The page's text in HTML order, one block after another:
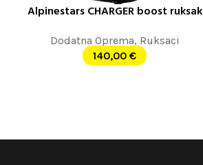
PROČITAJTE JOŠ
Alpinestars CHARGER boost ruksak
Dodatna Oprema, Ruksaci
140,00 €